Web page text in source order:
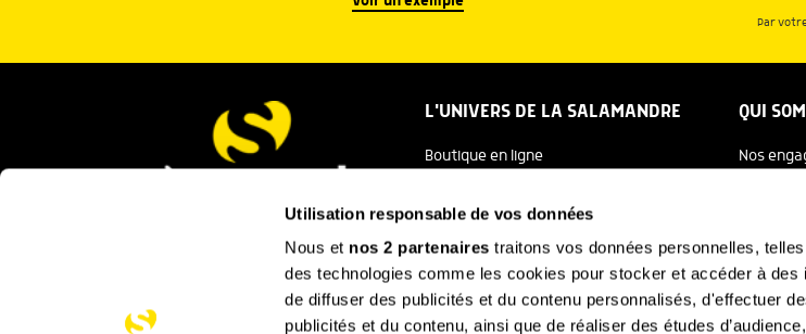
Utilisation responsable de vos données
Nous et nos 2 partenaires traitons vos données personnelles,
des technologies comme les cookies pour stocker et accéder à
de diffuser des publicités et du contenu personnalisés, d'effectuer
publicités et du contenu, ainsi que de réaliser des études
Par
L'UNIVERS DE LA SALAMANDRE
Boutique en ligne
Festival Salamandre
La Minute Nature
QUI
Nos
L'équipe
Nous